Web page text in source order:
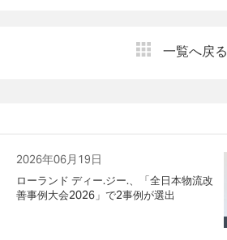
一覧へ戻る
2026年06月19日
ローランド ディー.ジー.、「全日本物流改
善事例大会2026」で2事例が選出